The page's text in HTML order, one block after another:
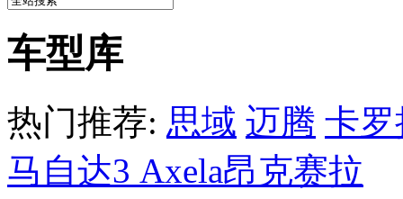
车型库
热门推荐: 思域 迈腾 卡罗
马自达3 Axela昂克赛拉